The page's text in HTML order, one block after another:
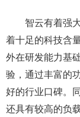
智云有着强大
着十足的科技含
外在研发能力基
验，通过丰富的
好的行业口碑。
还具有较高的负